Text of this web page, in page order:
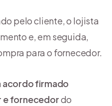
pelo cliente, o lojista
e, em seguida,
para o fornecedor.
acordo firmado
e fornecedordo